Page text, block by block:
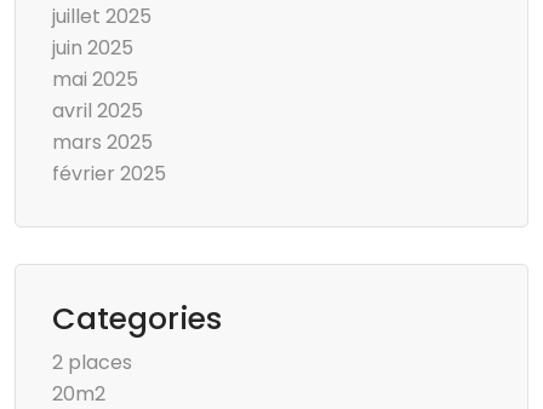
juillet 2025
juin 2025
mai 2025
avril 2025
mars 2025
février 2025
Categories
2 places
20m2